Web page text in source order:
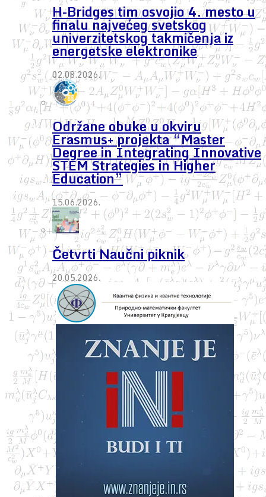
H-Bridges tim osvojio 4. mesto u
finalu najvećeg svetskog
univerzitetskog takmičenja iz
energetske elektronike
02.08.2026.
Održane obuke u okviru
Erasmus+ projekta “Master
Degree in Integrating Innovative
STEM Strategies in Higher
Education”
15.06.2026.
Četvrti Naučni piknik
20.05.2026.